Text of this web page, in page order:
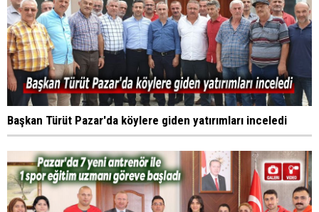
Başkan Türüt Pazar'da köylere giden yatırımları inceledi